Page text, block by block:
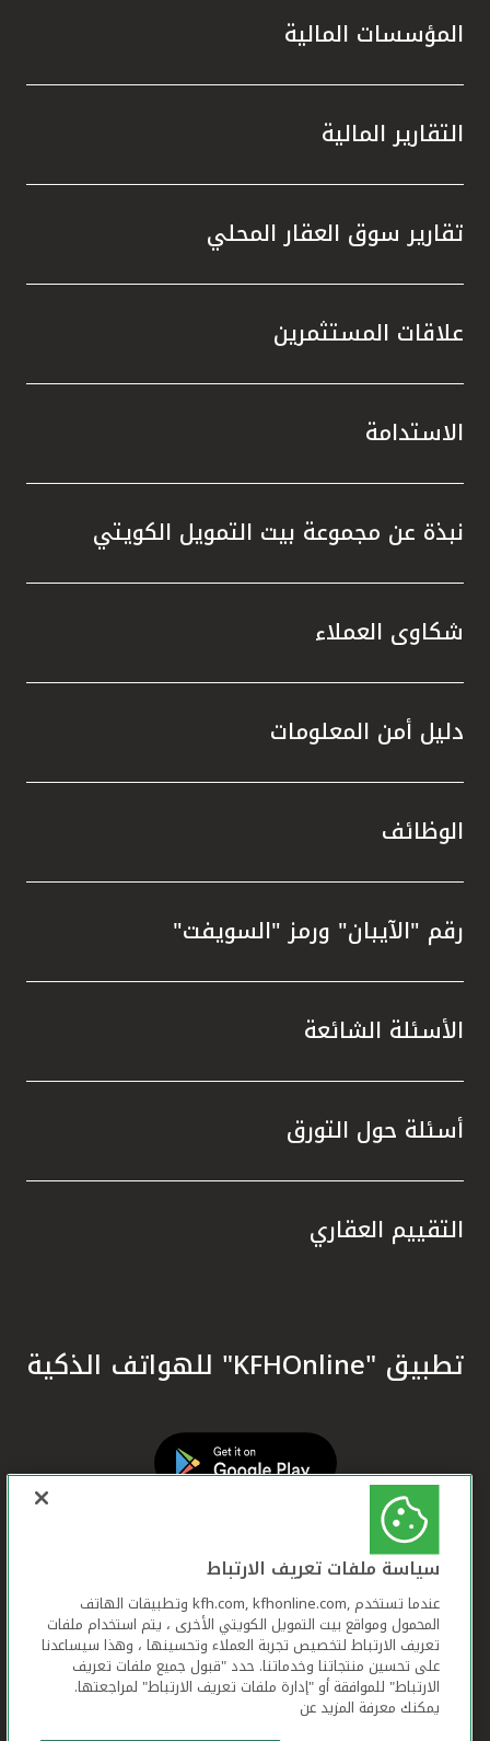
المؤسسات المالية
التقارير المالية
تقارير سوق العقار المحلي
علاقات المستثمرين
الاستدامة
نبذة عن مجموعة بيت التمويل الكويتي
شكاوى العملاء
دليل أمن المعلومات
الوظائف
رقم "الآيبان" ورمز "السويفت"
الأسئلة الشائعة
أسئلة حول التورق
التقييم العقاري
تطبيق "KFHOnline" للهواتف الذكية
سياسة ملفات تعريف الارتباط
عندما تستخدم ,kfh.com, kfhonline.com وتطبيقات الهاتف
المحمول ومواقع بيت التمويل الكويتي الأخرى ، يتم استخدام ملفات
تعريف الارتباط لتخصيص تجربة العملاء وتحسينها ، وهذا سيساعدنا
على تحسين منتجاتنا وخدماتنا. حدد "قبول جميع ملفات تعريف
الارتباط" للموافقة أو "إدارة ملفات تعريف الارتباط" لمراجعتها.
يمكنك معرفة المزيد عن